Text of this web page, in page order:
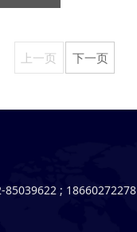
上一页 下一页
85039622 ; 18660272278